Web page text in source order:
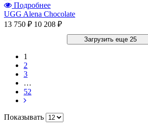
Подробнее
UGG Alena Chocolate
13 750 ₽ 10 208 ₽
Загрузить еще 25
1
2
3
…
52
Показывать